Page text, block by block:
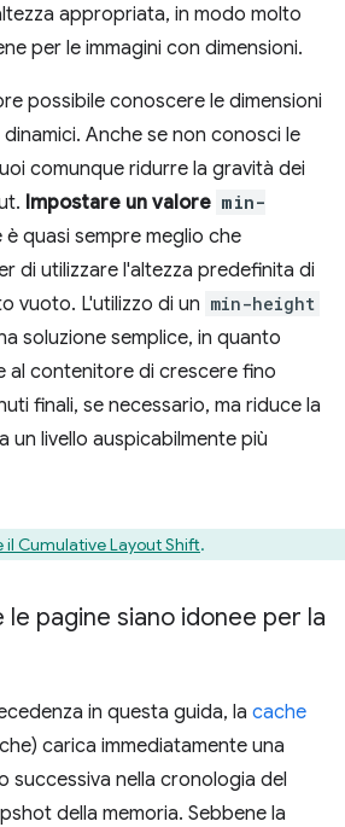
appropriata, in modo molto
per le immagini con dimensioni.
possibile conoscere le dimensioni
Anche se non conosci le
comunque ridurre la gravità dei
Impostare un valore min-
quasi sempre meglio che
di utilizzare l'altezza predefinita di
vuoto. L'utilizzo di un min-height
soluzione semplice, in quanto
al contenitore di crescere fino
finali, se necessario, ma riduce la
un livello auspicabilmente più
Cumulative Layout Shift.
le pagine siano idonee per la
in questa guida, la cache
carica immediatamente una
successiva nella cronologia del
della memoria. Sebbene la